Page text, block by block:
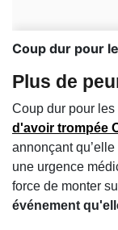
Coup dur pour
Plus de
Coup dur pour
d'avoir trompée
annonçant
une urgence
force de monter
événement